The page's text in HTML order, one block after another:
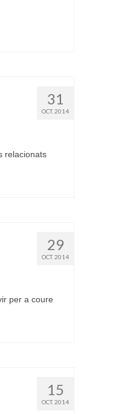
31
OCT. 2014
relacionats
29
OCT. 2014
per a coure
15
OCT. 2014